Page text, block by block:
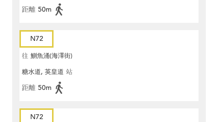
距離 50m
N72
往 鰂魚涌(海澤街)
糖水道, 英皇道 站
距離 50m
N72